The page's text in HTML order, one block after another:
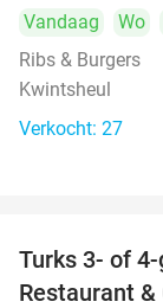
Vandaag Wo
Ribs & Burgers
Kwintsheul
Verkocht: 27
Turks 3- of
Restaurant &